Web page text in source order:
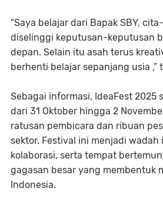
“Saya belajar dari Bapak SBY,
diselinggi keputusan-keputusan
depan. Selain itu asah terus
berhenti belajar sepanjang usia ,”
Sebagai informasi, IdeaFest 2025
dari 31 Oktober hingga 2
ratusan pembicara dan ribuan
sektor. Festival ini menjadi wadah
kolaborasi, serta tempat
gagasan besar yang membentuk
Indonesia.